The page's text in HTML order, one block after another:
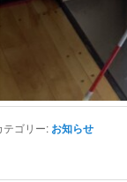
テゴリー: お知らせ